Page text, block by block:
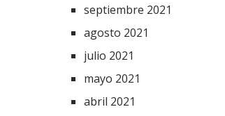
septiembre 2021
agosto 2021
julio 2021
mayo 2021
abril 2021